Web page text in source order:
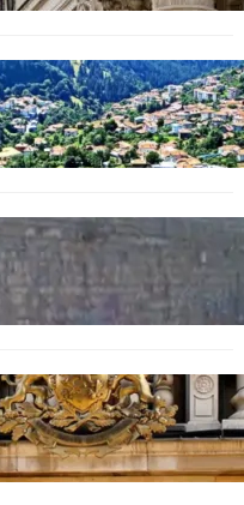
за нова схема с
и „вълшебни“ мехлеми
по улица
край границата с